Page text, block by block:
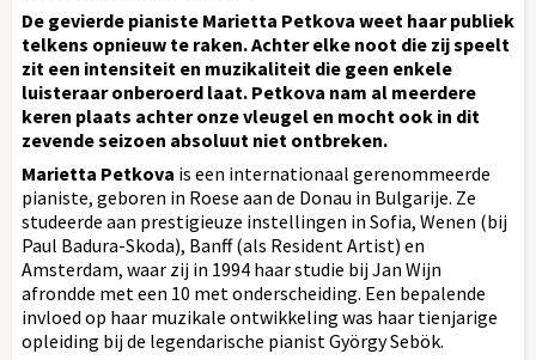
De gevierde pianiste Marietta Petkova weet haar publiek
telkens opnieuw te raken. Achter elke noot die zij speelt
zit een intensiteit en muzikaliteit die geen enkele
luisteraar onberoerd laat. Petkova nam al meerdere
keren plaats achter onze vleugel en mocht ook in dit
zevende seizoen absoluut niet ontbreken.
Marietta Petkova is een internationaal gerenommeerde
pianiste, geboren in Roese aan de Donau in Bulgarije. Ze
studeerde aan prestigieuze instellingen in Sofia, Wenen (bij
Paul Badura-Skoda), Banff (als Resident Artist) en
Amsterdam, waar zij in 1994 haar studie bij Jan Wijn
afrondde met een 10 met onderscheiding. Een bepalende
invloed op haar muzikale ontwikkeling was haar tienjarige
opleiding bij de legendarische pianist György Sebök.